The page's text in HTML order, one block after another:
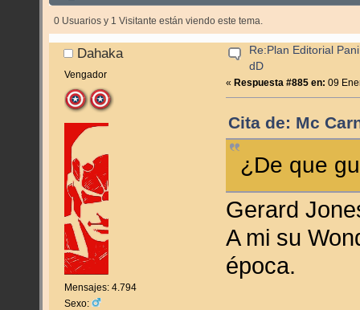
0 Usuarios y 1 Visitante están viendo este tema.
Dahaka
Vengador
Mensajes: 4.794
Sexo:
Re:Plan Editorial
dD
«Respuesta #885 en: 09
Cita de: Mc
¿De que
Gerard
A mi su
época.